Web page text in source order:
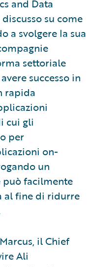
and Data
su come
a svolgere la sua
settoriale
successo in
rapida
cui gli
per
on-
un
può facilmente
al fine di ridurre
il Chief
Ali